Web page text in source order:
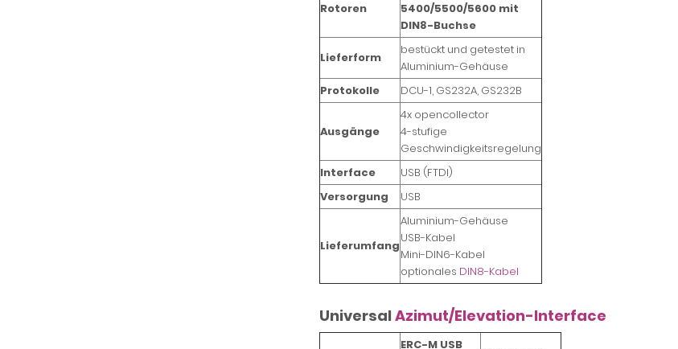
Rotoren
5400/5500/5600 mit
DIN8-Buchse
Lieferform
bestückt und getestet in
Aluminium-Gehäuse
Protokolle
DCU-1, GS232A, GS232B
Ausgänge
4x opencollector
4-stufige
Geschwindigkeitsregelung
Interface
USB (FTDI)
Versorgung
USB
Lieferumfang
Aluminium-Gehäuse
USB-Kabel
Mini-DIN6-Kabel
optionales DIN8-Kabel
Universal Azimut/Elevation-Interface
ERC-M USB